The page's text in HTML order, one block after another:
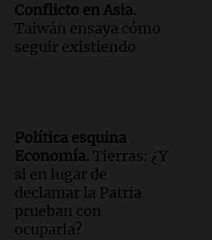
Conflicto en Asia.
Taiwán ensaya cómo
seguir existiendo
Política esquina
Economía. Tierras: ¿Y
si en lugar de
declamar la Patria
prueban con
ocuparla?